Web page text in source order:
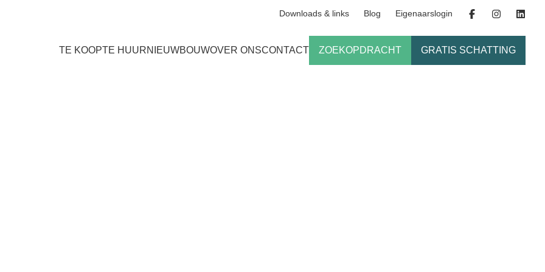
Downloads & links Blog Eigenaarslogin
TE KOOPTE HUURNIEUWBOUWOVER ONSCONTACT ZOEKOPDRACHT GRATIS SCHATTING